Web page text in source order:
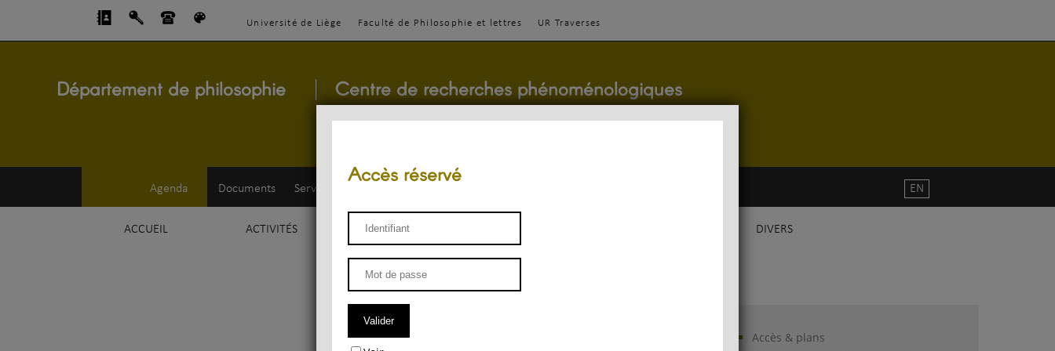
Université de Liège Faculté de Philosophie et lettres UR Traverses
Département de philosophie Centre de recherches phénoménologiques
Agenda Documents Service d'esthétique
ACCUEIL ACTIVITÉS ENSEIGNEMENT DIVERS
EN
Accès & plans
Accès réservé